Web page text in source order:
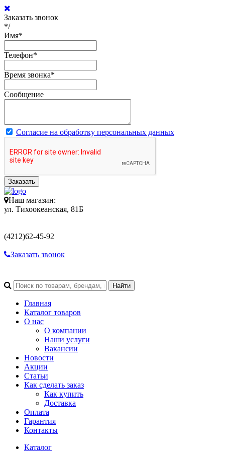
Заказать звонок
*/
Имя*
Телефон*
Время звонка*
Сообщение
Согласие на обработку персональных данных
Заказать
Наш магазин:
ул. Тихоокеанская, 81Б
(4212)62-45-92
Заказать звонок
Главная
Каталог товаров
О нас
О компании
Наши услуги
Вакансии
Новости
Акции
Статьи
Как сделать заказ
Как купить
Доставка
Оплата
Гарантия
Контакты
Каталог